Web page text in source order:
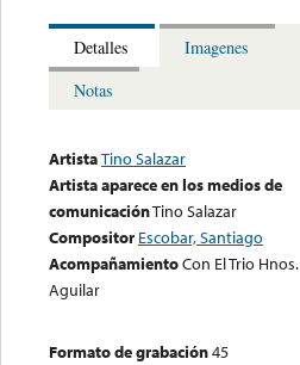
Detalles
Imagenes
Notas
ArtistaTino Salazar
Artista aparece en los medios de
comunicaciónTino Salazar
Compositor Escobar, Santiago
AcompañamientoCon El Trio Hnos.
Aguilar
Formato de grabación45